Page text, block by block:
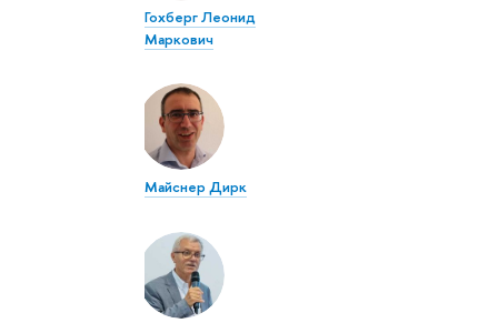
Гохберг Леонид
Маркович
Майснер Дирк